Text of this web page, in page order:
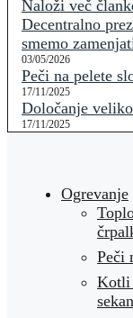
Naloži več
Decentralno
smemo
03/05/2026
Peči na pelete
17/11/2025
Določanje
17/11/2025
Ogrevanje
Peči
Kotli